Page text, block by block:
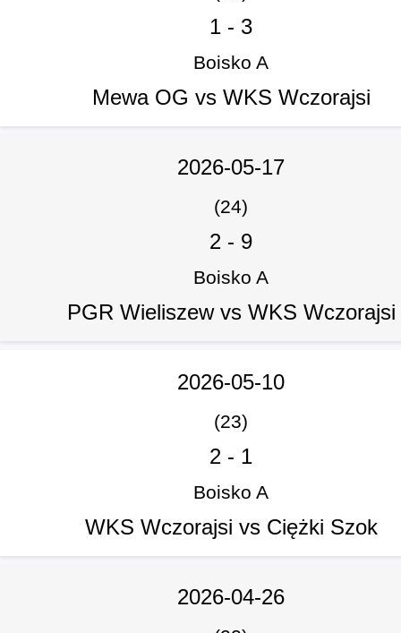
1 - 3
Boisko A
Mewa OG vs WKS Wczorajsi
2026-05-17
(24)
2 - 9
Boisko A
PGR Wieliszew vs WKS Wczorajsi
2026-05-10
(23)
2 - 1
Boisko A
WKS Wczorajsi vs Ciężki Szok
2026-04-26